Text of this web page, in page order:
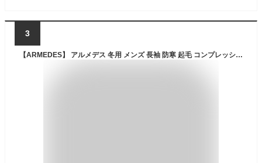
3
【ARMEDES】 アルメデス 冬用 メンズ 長袖 防寒 起毛 コンプレッションインナー タートルネック ハイネック 加圧シャツ 伸縮性 吸汗速乾 スポーツインナー テックフィット メンズ 長袖 UVカット 紫外線対策 通気性 速乾性 送料無料 M-2XL 全3色 AR25